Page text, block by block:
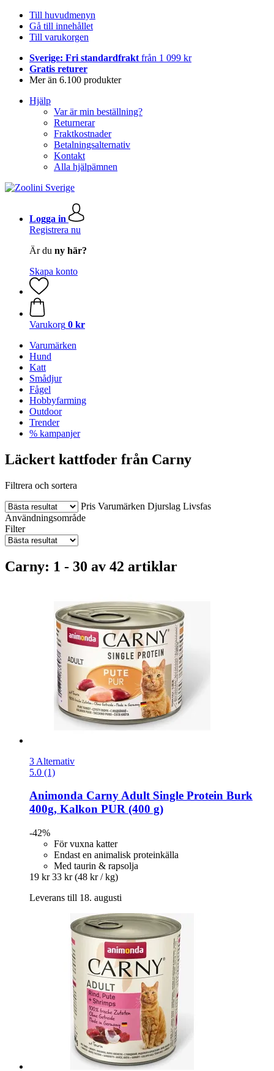
Till huvudmenyn
Gå till innehållet
Till varukorgen
Sverige: Fri standardfrakt från 1 099 kr
Gratis returer
Mer än 6.100 produkter
Hjälp
Var är min beställning?
Returnerar
Fraktkostnader
Betalningsalternativ
Kontakt
Alla hjälpämnen
Logga in
Registrera nu
Är du ny här?
Skapa konto
Varukorg 0 kr
Varumärken
Hund
Katt
Smådjur
Fågel
Hobbyfarming
Outdoor
Trender
% kampanjer
Läckert kattfoder från Carny
Filtrera och sortera
Pris Varumärken Djurslag Livsfas
Användningsområde
Filter
Carny: 1 - 30 av 42 artiklar
3 Alternativ
5.0 (1)
Animonda Carny Adult Single Protein Burk
400g, Kalkon PUR (400 g)
-42%
För vuxna katter
Endast en animalisk proteinkälla
Med taurin & rapsolja
19 kr 33 kr (48 kr / kg)
Leverans till 18. augusti